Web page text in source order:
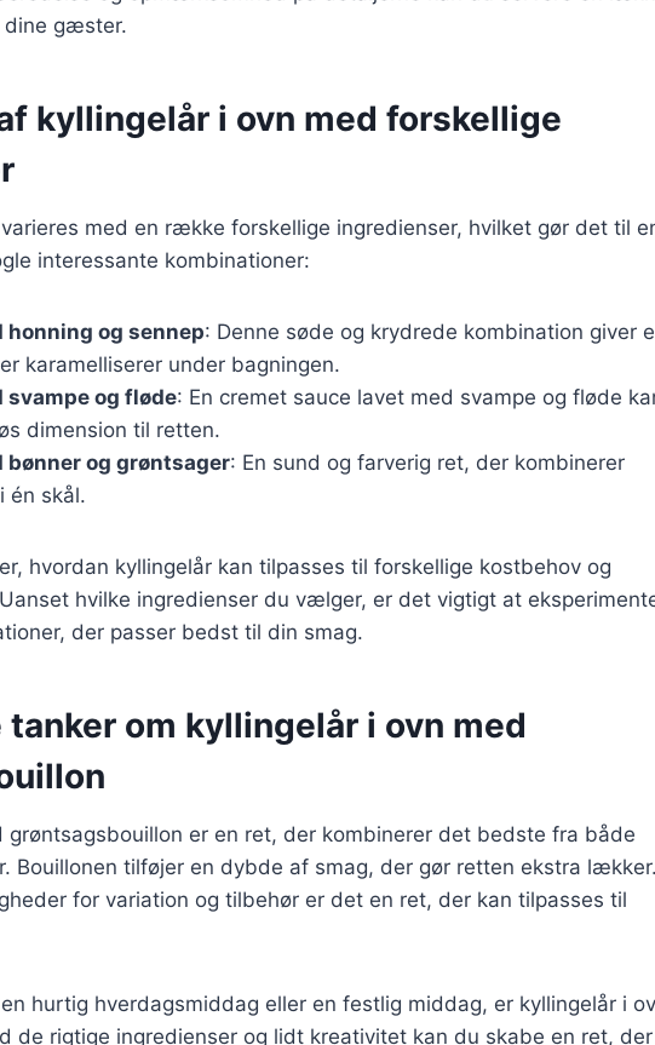
dine gæster.
kyllingelår i ovn med forskellige
med en række forskellige ingredienser, hvilket gør det til
interessante kombinationer:
honning og sennep: Denne søde og krydrede kombination giver
karamelliserer under bagningen.
svampe og fløde: En cremet sauce lavet med svampe og fløde
dimension til retten.
bønner og grøntsager: En sund og farverig ret, der kombinerer
én skål.
hvordan kyllingelår kan tilpasses til forskellige kostbehov og
hvilke ingredienser du vælger, er det vigtigt at
der passer bedst til din smag.
om kyllingelår i ovn med
grøntsagsbouillon er en ret, der kombinerer det bedste fra både
Bouillonen tilføjer en dybde af smag, der gør retten ekstra lækker.
for variation og tilbehør er det en ret, der kan tilpasses til
hurtig hverdagsmiddag eller en festlig middag, er kyllingelår i
de rigtige ingredienser og lidt kreativitet kan du skabe en ret,